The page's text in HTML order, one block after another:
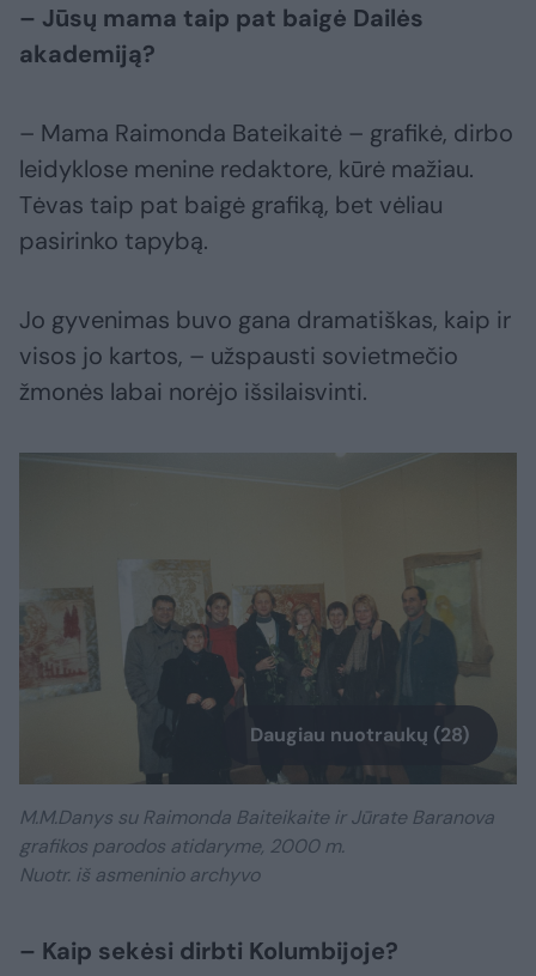
– Jūsų mama taip pat baigė Dailės
akademiją?
– Mama Raimonda Bateikaitė – grafikė, dirbo
leidyklose menine redaktore, kūrė mažiau.
Tėvas taip pat baigė grafiką, bet vėliau
pasirinko tapybą.
Jo gyvenimas buvo gana dramatiškas, kaip ir
visos jo kartos, – užspausti sovietmečio
žmonės labai norėjo išsilaisvinti.
Daugiau nuotraukų (28)
M.M.Danys su Raimonda Baiteikaite ir Jūrate Baranova
grafikos parodos atidaryme, 2000 m.
Nuotr. iš asmeninio archyvo
– Kaip sekėsi dirbti Kolumbijoje?